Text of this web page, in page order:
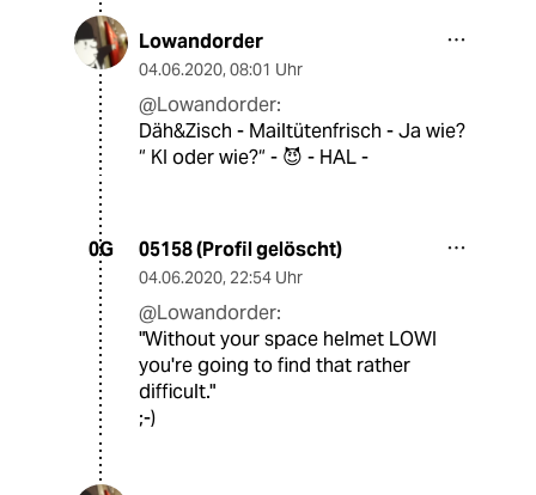
Lowandorder
04.06.2020, 08:01 Uhr
@Lowandorder:
Däh&Zisch - Mailtütenfrisch - Ja wie?
“ KI oder wie?“ - 😈 - HAL -
0G 05158 (Profil gelöscht)
04.06.2020, 22:54 Uhr
@Lowandorder:
"Without your space helmet LOWI
you're going to find that rather
difficult."
;-)